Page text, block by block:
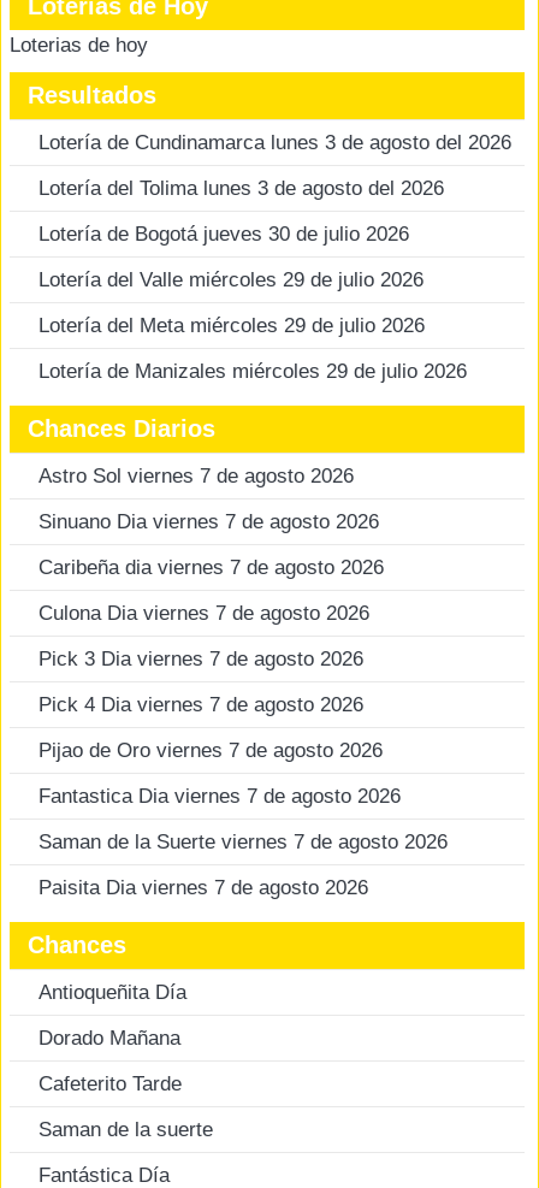
Loterias de Hoy
Loterias de hoy
Resultados
Lotería de Cundinamarca lunes 3 de agosto del 2026
Lotería del Tolima lunes 3 de agosto del 2026
Lotería de Bogotá jueves 30 de julio 2026
Lotería del Valle miércoles 29 de julio 2026
Lotería del Meta miércoles 29 de julio 2026
Lotería de Manizales miércoles 29 de julio 2026
Chances Diarios
Astro Sol viernes 7 de agosto 2026
Sinuano Dia viernes 7 de agosto 2026
Caribeña dia viernes 7 de agosto 2026
Culona Dia viernes 7 de agosto 2026
Pick 3 Dia viernes 7 de agosto 2026
Pick 4 Dia viernes 7 de agosto 2026
Pijao de Oro viernes 7 de agosto 2026
Fantastica Dia viernes 7 de agosto 2026
Saman de la Suerte viernes 7 de agosto 2026
Paisita Dia viernes 7 de agosto 2026
Chances
Antioqueñita Día
Dorado Mañana
Cafeterito Tarde
Saman de la suerte
Fantástica Día